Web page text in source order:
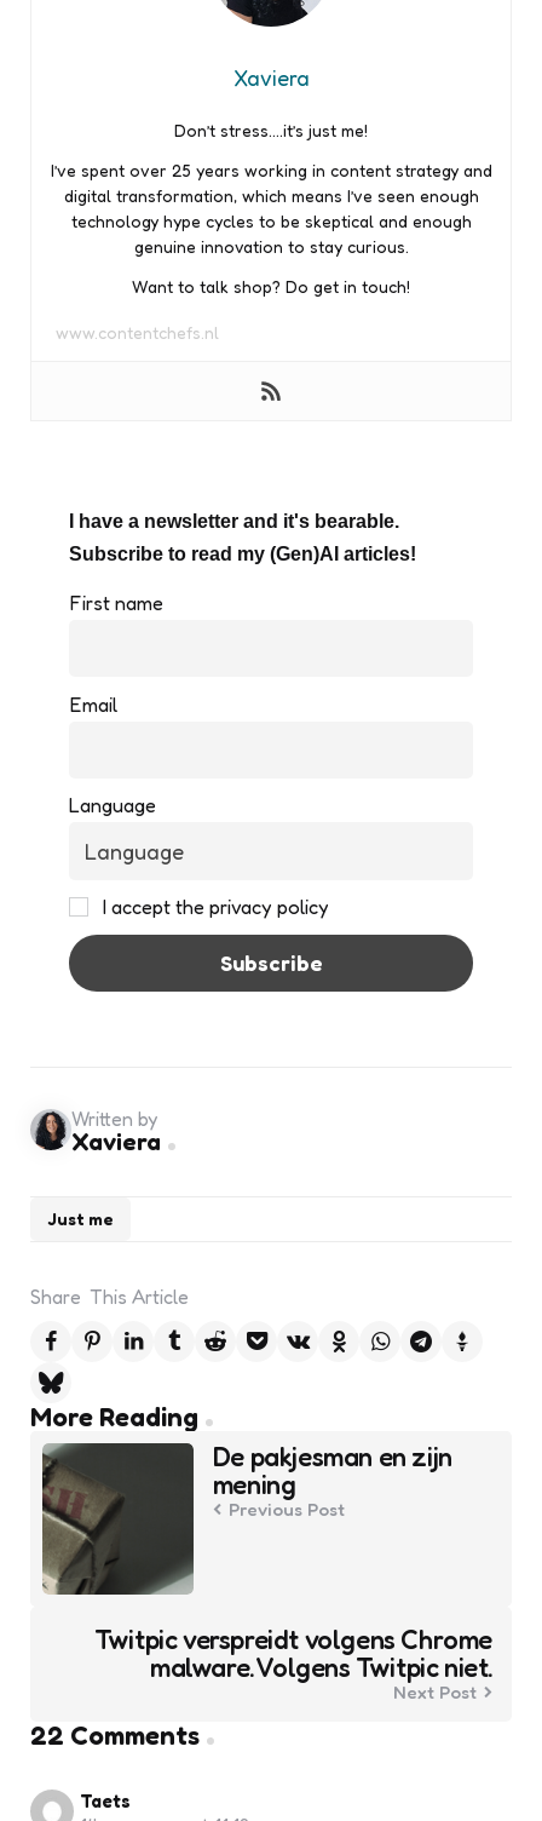
Xaviera
Don’t stress….it’s just me!
I’ve spent over 25 years working in content strategy and
digital transformation, which means I’ve seen enough
technology hype cycles to be skeptical and enough
genuine innovation to stay curious.
Want to talk shop? Do get in touch!
www.contentchefs.nl
I have a newsletter and it's bearable.
Subscribe to read my (Gen)AI articles!
First name
Email
Language
I accept the privacy policy
Just me
Written by
Xaviera
Share This Article
More Reading
Post
navigation
De pakjesman en zijn
mening
Previous Post
Twitpic verspreidt volgens Chrome
malware. Volgens Twitpic niet.
Next Post
22 Comments
Taets